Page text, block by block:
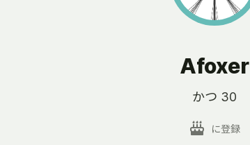
Afoxer
かつ 30
に登録